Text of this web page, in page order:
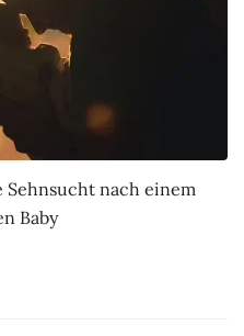
nach einem
Baby